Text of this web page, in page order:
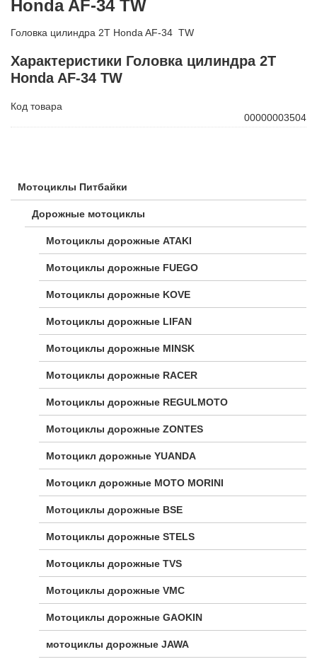
Мотоциклы Питбайки
Дорожные мотоциклы
Мотоциклы дорожные ATAKI
Мотоциклы дорожные FUEGO
Мотоциклы дорожные KOVE
Мотоциклы дорожные LIFAN
Мотоциклы дорожные MINSK
Мотоциклы дорожные RACER
Мотоциклы дорожные REGULMOTO
Мотоциклы дорожные ZONTES
Мотоцикл дорожные YUANDA
Мотоцикл дорожные МОТО MORINI
Мотоциклы дорожные BSE
Мотоциклы дорожные STELS
Мотоциклы дорожные TVS
Мотоциклы дорожные VMC
Мотоциклы дорожные GAOKIN
мотоциклы дорожные JAWA
Honda AF-34 TW
Головка цилиндра 2Т Honda AF-34 TW
Характеристики Головка цилиндра 2Т
Honda AF-34 TW
Код товара
00000003504